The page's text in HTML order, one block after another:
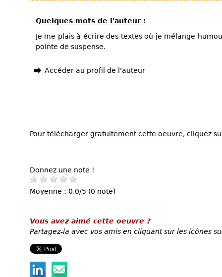
Quelques mots de l'auteur :
Je me plais à écrire des textes où je mélange
pointe de suspense.
Accéder au profil de l'auteur
Pour télécharger gratuitement cette oeuvre, cliquez
Donnez une note !
Moyenne : 0.0/5 (0 note)
Vous avez aimé cette oeuvre ?
Partagez-la avec vos amis en cliquant sur les icônes